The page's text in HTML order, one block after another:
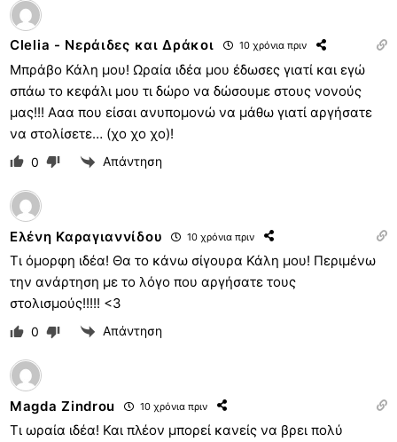
Clelia - Νεράιδες και Δράκοι 10 χρόνια πριν
Μπράβο Κάλη μου! Ωραία ιδέα μου έδωσες γιατί και εγώ
σπάω το κεφάλι μου τι δώρο να δώσουμε στους νονούς
μας!!! Ααα που είσαι ανυπομονώ να μάθω γιατί αργήσατε
να στολίσετε… (χο χο χο)!
0 Απάντηση
Ελένη Καραγιαννίδου 10 χρόνια πριν
Τι όμορφη ιδέα! Θα το κάνω σίγουρα Κάλη μου! Περιμένω
την ανάρτηση με το λόγο που αργήσατε τους
στολισμούς!!!!! <3
0 Απάντηση
Magda Zindrou 10 χρόνια πριν
Τι ωραία ιδέα! Και πλέον μπορεί κανείς να βρει πολύ